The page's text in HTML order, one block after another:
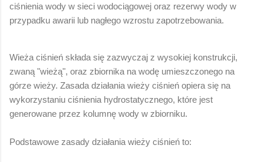
ciśnienia wody w sieci wodociągowej oraz rezerwy wody w
przypadku awarii lub nagłego wzrostu zapotrzebowania.
Wieża ciśnień składa się zazwyczaj z wysokiej konstrukcji,
zwaną "wieżą", oraz zbiornika na wodę umieszczonego na
górze wieży. Zasada działania wieży ciśnień opiera się na
wykorzystaniu ciśnienia hydrostatycznego, które jest
generowane przez kolumnę wody w zbiorniku.
Podstawowe zasady działania wieży ciśnień to: